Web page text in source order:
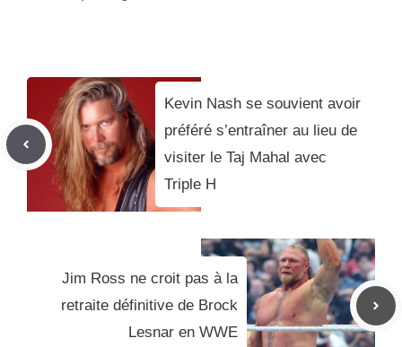
Kevin Nash se souvient avoir
préféré s’entraîner au lieu de
visiter le Taj Mahal avec
Triple H
Jim Ross ne croit pas à la
retraite définitive de Brock
Lesnar en WWE